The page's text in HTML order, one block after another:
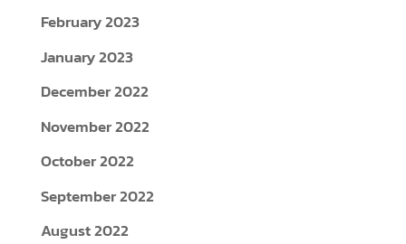
February 2023
January 2023
December 2022
November 2022
October 2022
September 2022
August 2022